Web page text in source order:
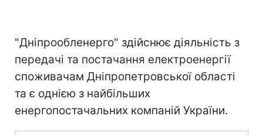
"Дніпрообленерго" здійснює діяльність з
передачі та постачання електроенергії
споживачам Дніпропетровської області
та є однією з найбільших
енергопостачальних компаній України.